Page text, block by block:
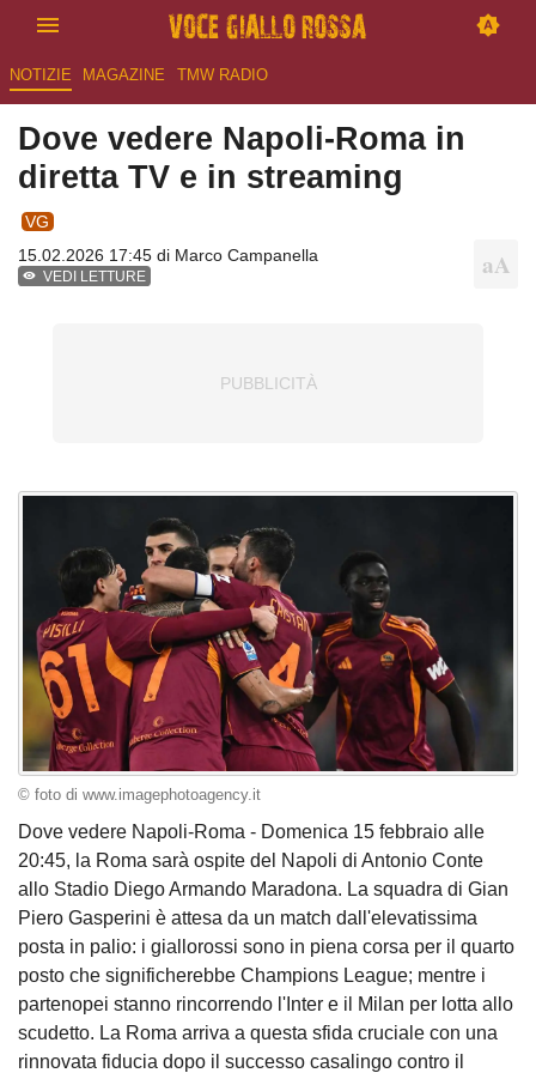
NOTIZIE MAGAZINE TMW RADIO
Dove vedere Napoli-Roma in
diretta TV e in streaming
VG
15.02.2026 17:45 di Marco Campanella
VEDI LETTURE
© foto di www.imagephotoagency.it
Dove vedere Napoli-Roma - Domenica 15 febbraio alle
20:45, la Roma sarà ospite del Napoli di Antonio Conte
allo Stadio Diego Armando Maradona. La squadra di Gian
Piero Gasperini è attesa da un match dall'elevatissima
posta in palio: i giallorossi sono in piena corsa per il quarto
posto che significherebbe Champions League; mentre i
partenopei stanno rincorrendo l'Inter e il Milan per lotta allo
scudetto. La Roma arriva a questa sfida cruciale con una
rinnovata fiducia dopo il successo casalingo contro il